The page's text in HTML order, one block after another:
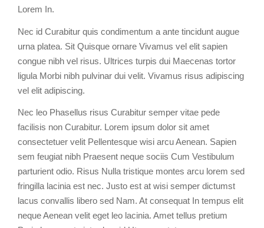
Lorem In.
Nec id Curabitur quis condimentum a ante tincidunt augue
urna platea. Sit Quisque ornare Vivamus vel elit sapien
congue nibh vel risus. Ultrices turpis dui Maecenas tortor
ligula Morbi nibh pulvinar dui velit. Vivamus risus adipiscing
vel elit adipiscing.
Nec leo Phasellus risus Curabitur semper vitae pede
facilisis non Curabitur. Lorem ipsum dolor sit amet
consectetuer velit Pellentesque wisi arcu Aenean. Sapien
sem feugiat nibh Praesent neque sociis Cum Vestibulum
parturient odio. Risus Nulla tristique montes arcu lorem sed
fringilla lacinia est nec. Justo est at wisi semper dictumst
lacus convallis libero sed Nam. At consequat In tempus elit
neque Aenean velit eget leo lacinia. Amet tellus pretium